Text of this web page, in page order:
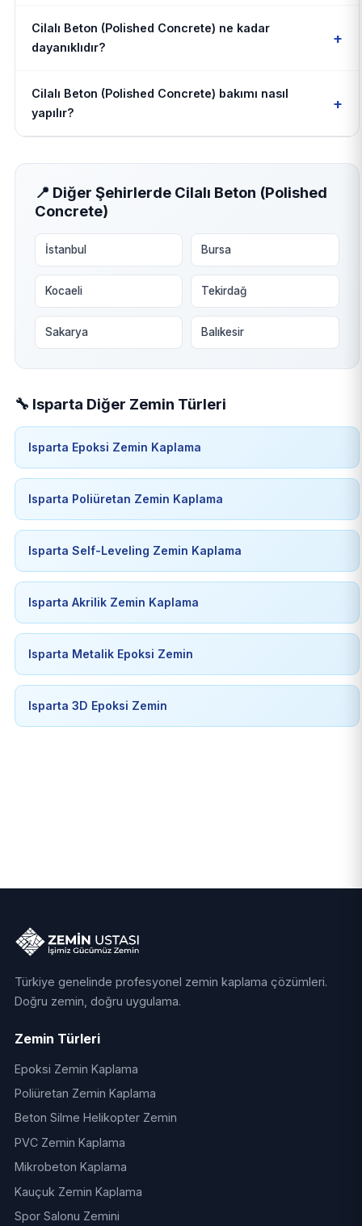
Cilalı Beton (Polished Concrete) ne kadar
dayanıklıdır?
+
Cilalı Beton (Polished Concrete) bakımı nasıl
yapılır?
+
📍 Diğer Şehirlerde Cilalı Beton (Polished
Concrete)
İstanbul Bursa
Kocaeli Tekirdağ
Sakarya Balıkesir
🔧 Isparta Diğer Zemin Türleri
Isparta Epoksi Zemin Kaplama
Isparta Poliüretan Zemin Kaplama
Isparta Self-Leveling Zemin Kaplama
Isparta Akrilik Zemin Kaplama
Isparta Metalik Epoksi Zemin
Isparta 3D Epoksi Zemin
Türkiye genelinde profesyonel zemin kaplama çözümleri.
Doğru zemin, doğru uygulama.
Zemin Türleri
Epoksi Zemin Kaplama
Poliüretan Zemin Kaplama
Beton Silme Helikopter Zemin
PVC Zemin Kaplama
Mikrobeton Kaplama
Kauçuk Zemin Kaplama
Spor Salonu Zemini